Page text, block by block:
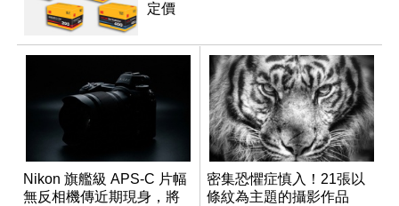
定價
Nikon 旗艦級 APS-C 片幅
無反相機傳近期現身，將
密集恐懼症慎入！21張以
條紋為主題的攝影作品